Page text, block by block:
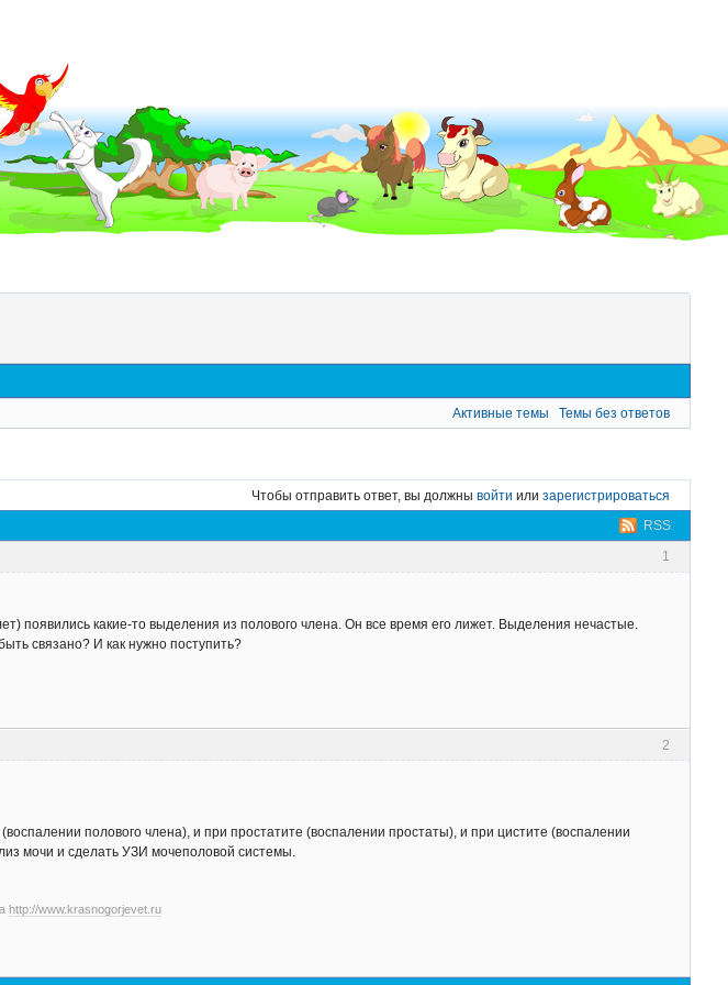
Активные темы Темы без ответов
Чтобы отправить ответ, вы должнывойти илизарегистрироваться
RSS
1
появились какие-то выделения из полового члена. Он все время его лижет. Выделения нечастые.
связано? И как нужно поступить?
2
полового члена), и при простатите (воспалении простаты), и при цистите (воспалении
мочи и сделать УЗИ мочеполовой системы.
http://www.krasnogorjevet.ru